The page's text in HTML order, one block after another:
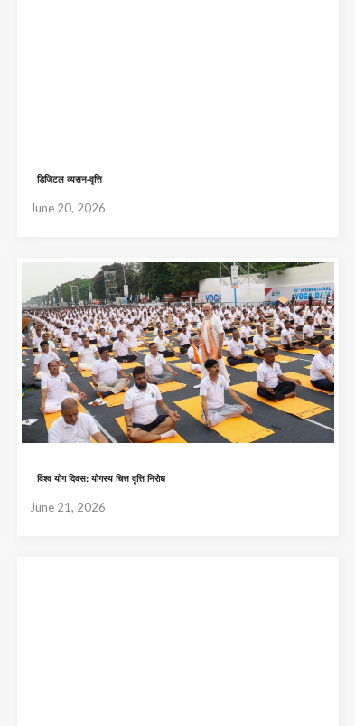
डिजिटल व्यसन-वृत्ति
June 20, 2026
विश्व योग दिवस: योगस्य चित्त वृत्ति निरोध
June 21, 2026